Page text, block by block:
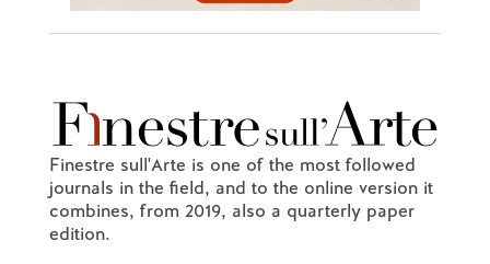
Finestre sull'Arte is one of the most followed
journals in the field, and to the online version it
combines, from 2019, also a quarterly paper
edition.